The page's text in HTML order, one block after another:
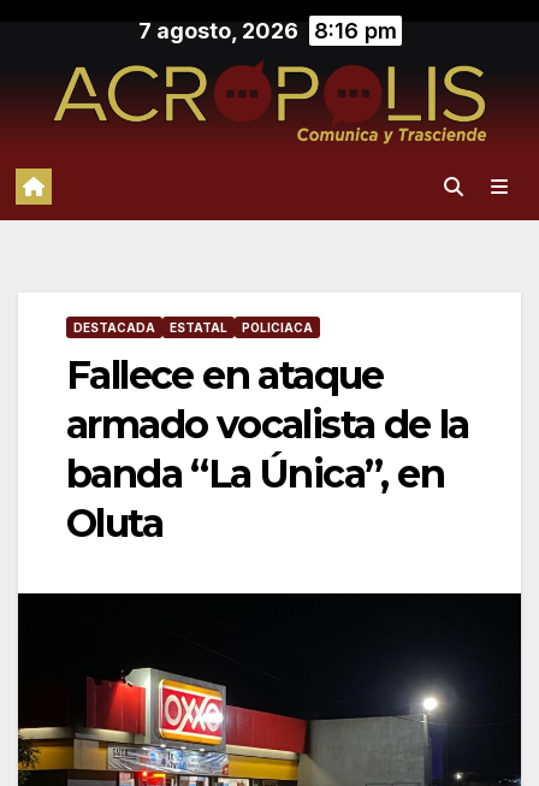
contenido
7 agosto, 2026 8:16 pm
DESTACADA ESTATAL POLICIACA
Fallece en ataque
armado vocalista de la
banda “La Única”, en
Oluta